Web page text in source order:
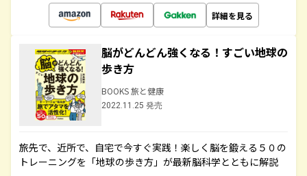
詳細を見る
脳がどんどん強くなる！すごい地球の
歩き方
BOOKS 旅と健康
2022.11.25 発売
旅先で、近所で、自宅で今すぐ実践！楽しく脳を鍛える５０の
トレーニングを「地球の歩き方」が最新脳科学とともに解説